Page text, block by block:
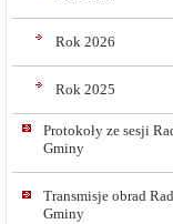
Rok 2026
Rok 2025
Protokoły ze sesji
Gminy
Transmisje obrad
Gminy